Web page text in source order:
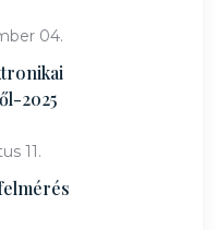
04.
2025
11.